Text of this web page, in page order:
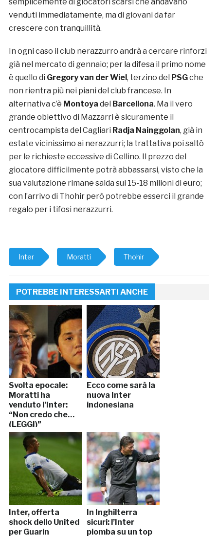
semplicemente di giocatori scarsi che andavano
venduti immediatamente, ma di giovani da far
crescere con tranquillità.
In ogni caso il club nerazzurro andrà a cercare rinforzi
già nel mercato di gennaio; per la difesa il primo nome
è quello di Gregory van der Wiel , terzino del PSGche
non rientra più nei piani del club francese. In
alternativa c’è Montoya del Barcellona. Ma il vero
grande obiettivo di Mazzarri è sicuramente il
centrocampista del Cagliari Radja Nainggolan, già in
estate vicinissimo ai nerazzurri; la trattativa poi saltò
per le richieste eccessive di Cellino. Il prezzo del
giocatore difficilmente potrà abbassarsi, visto che la
sua valutazione rimane salda sui 15-18 milioni di euro;
con l’arrivo di Thohir però potrebbe esserci il grande
regalo per i tifosi nerazzurri.
Inter Moratti Thohir
POTREBBE INTERESSARTI ANCHE
Svolta epocale:
Moratti ha
venduto l’Inter:
“Non credo che…
(LEGGI)”
Ecco come sarà la
nuova Inter
indonesiana
Inter, offerta
shock dello United
per Guarin
In Inghilterra
sicuri: l’Inter
piomba su un top